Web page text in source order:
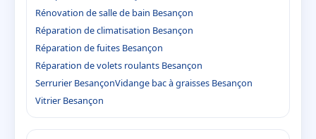
Rénovation de salle de bain Besançon
Réparation de climatisation Besançon
Réparation de fuites Besançon
Réparation de volets roulants Besançon
Serrurier BesançonVidange bac à graisses Besançon
Vitrier Besançon